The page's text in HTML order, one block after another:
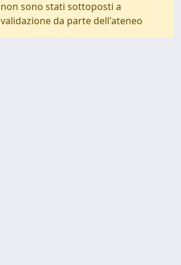
non sono stati sottoposti a
validazione da parte dell'ateneo